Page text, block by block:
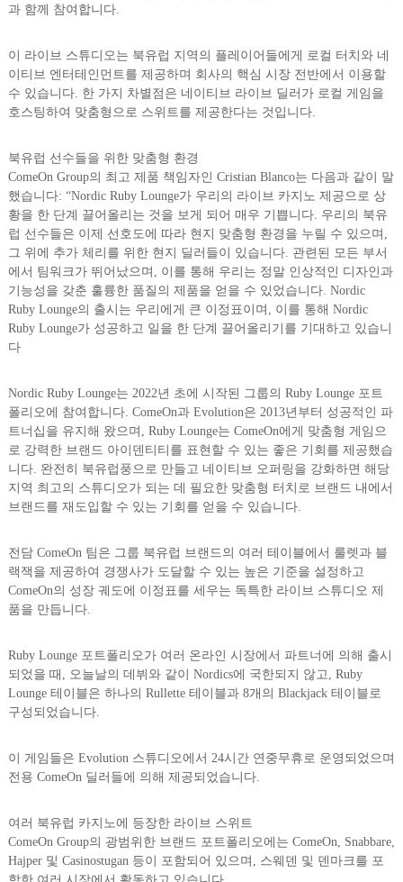
과 함께 참여합니다.
이 라이브 스튜디오는 북유럽 지역의 플레이어들에게 로컬 터치와 네
이티브 엔터테인먼트를 제공하며 회사의 핵심 시장 전반에서 이용할
수 있습니다. 한 가지 차별점은 네이티브 라이브 딜러가 로컬 게임을
호스팅하여 맞춤형으로 스위트를 제공한다는 것입니다.
북유럽 선수들을 위한 맞춤형 환경
ComeOn Group의 최고 제품 책임자인 Cristian Blanco는 다음과 같이 말
했습니다: “Nordic Ruby Lounge가 우리의 라이브 카지노 제공으로 상
황을 한 단계 끌어올리는 것을 보게 되어 매우 기쁩니다. 우리의 북유
럽 선수들은 이제 선호도에 따라 현지 맞춤형 환경을 누릴 수 있으며,
그 위에 추가 체리를 위한 현지 딜러들이 있습니다. 관련된 모든 부서
에서 팀워크가 뛰어났으며, 이를 통해 우리는 정말 인상적인 디자인과
기능성을 갖춘 훌륭한 품질의 제품을 얻을 수 있었습니다. Nordic
Ruby Lounge의 출시는 우리에게 큰 이정표이며, 이를 통해 Nordic
Ruby Lounge가 성공하고 일을 한 단계 끌어올리기를 기대하고 있습니
다
Nordic Ruby Lounge는 2022년 초에 시작된 그룹의 Ruby Lounge 포트
폴리오에 참여합니다. ComeOn과 Evolution은 2013년부터 성공적인 파
트너십을 유지해 왔으며, Ruby Lounge는 ComeOn에게 맞춤형 게임으
로 강력한 브랜드 아이덴티티를 표현할 수 있는 좋은 기회를 제공했습
니다. 완전히 북유럽풍으로 만들고 네이티브 오퍼링을 강화하면 해당
지역 최고의 스튜디오가 되는 데 필요한 맞춤형 터치로 브랜드 내에서
브랜드를 재도입할 수 있는 기회를 얻을 수 있습니다.
전담 ComeOn 팀은 그룹 북유럽 브랜드의 여러 테이블에서 룰렛과 블
랙잭을 제공하여 경쟁사가 도달할 수 있는 높은 기준을 설정하고
ComeOn의 성장 궤도에 이정표를 세우는 독특한 라이브 스튜디오 제
품을 만듭니다.
Ruby Lounge 포트폴리오가 여러 온라인 시장에서 파트너에 의해 출시
되었을 때, 오늘날의 데뷔와 같이 Nordics에 국한되지 않고, Ruby
Lounge 테이블은 하나의 Rullette 테이블과 8개의 Blackjack 테이블로
구성되었습니다.
이 게임들은 Evolution 스튜디오에서 24시간 연중무휴로 운영되었으며
전용 ComeOn 딜러들에 의해 제공되었습니다.
여러 북유럽 카지노에 등장한 라이브 스위트
ComeOn Group의 광범위한 브랜드 포트폴리오에는 ComeOn, Snabbare,
Hajper 및 Casinostugan 등이 포함되어 있으며, 스웨덴 및 덴마크를 포